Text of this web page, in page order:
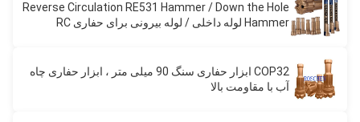
Reverse Circulation RE531 Hammer / Down the Hole
Hammer لوله داخلی / لوله بیرونی برای حفاری RC
COP32 ابزار حفاری سنگ 90 میلی متر ، ابزار حفاری چاه
آب با مقاومت بالا